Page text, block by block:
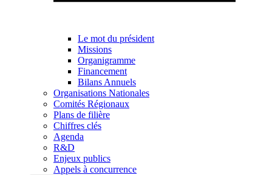
Le mot du président
Missions
Organigramme
Financement
Bilans Annuels
Organisations Nationales
Comités Régionaux
Plans de filière
Chiffres clés
Agenda
R&D
Enjeux publics
Appels à concurrence